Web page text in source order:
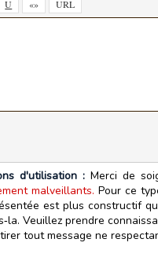
d'utilisation :Merci de
malveillants. Pour ce
est plus constructif
Veuillez prendre
tout message ne